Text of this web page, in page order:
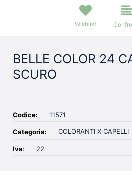
Wishlist
BELLE COLOR 24
SCURO
Codice: 11571
Categoria: COLORANTI X CAPELLI
Iva: 22